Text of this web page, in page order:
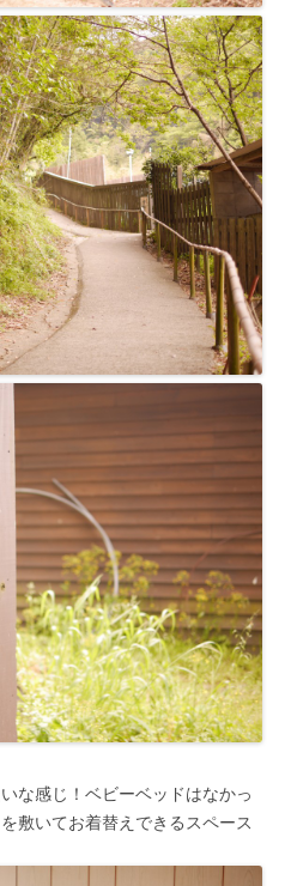
な感じ！ベビーベッドはなかっ
敷いてお着替えできるスペース